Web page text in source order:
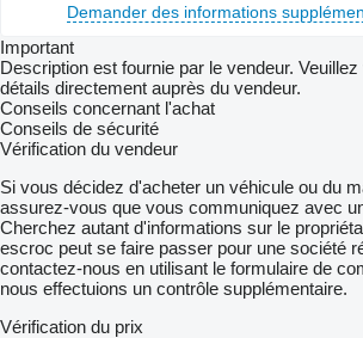
Demander des informations
Important
Description est fournie par le vendeur.
détails directement auprès du vendeur.
Conseils concernant l'achat
Conseils de sécurité
Vérification du vendeur
Si vous décidez d'acheter un véhicule ou du
assurez-vous que vous communiquez avec
Cherchez autant d'informations sur le
escroc peut se faire passer pour une société
contactez-nous en utilisant le formulaire de
nous effectuions un contrôle supplémentaire.
Vérification du prix